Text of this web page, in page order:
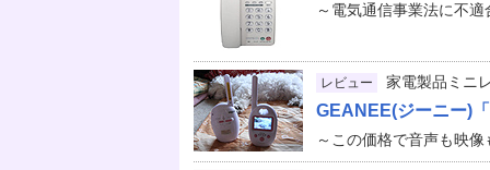
～電気通信事業法に不
レビュー 家電製品ミニ
GEANEE(ジーニー)
～この価格で音声も映